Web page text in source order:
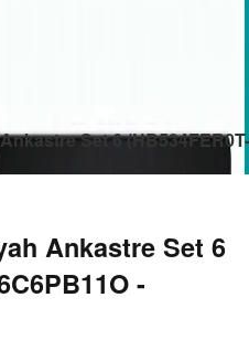
Set 6
Ankastre Set 6
-